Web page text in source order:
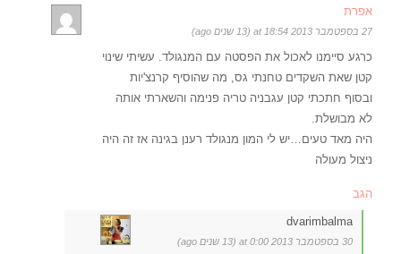
אפרת
27 בספטמבר 2013 at 18:54 (13 שנים ago)
כרגע סיימנו לאכול את הפסטה עם המנגולד. עשיתי שינוי
קטן שאת השקדים טחנתי גס, מה שהוסיף קרנצ'יות
ובסוף חתכתי קטן עגבניה טריה פנימה והשארתי אותה
לא מבושלת.
היה מאד טעים…יש לי המון מנגולד רענן בגינה אז זה היה
ניצול מעולה
הגב
dvarimbalma
30 בספטמבר 2013 at 0:00 (13 שנים ago)